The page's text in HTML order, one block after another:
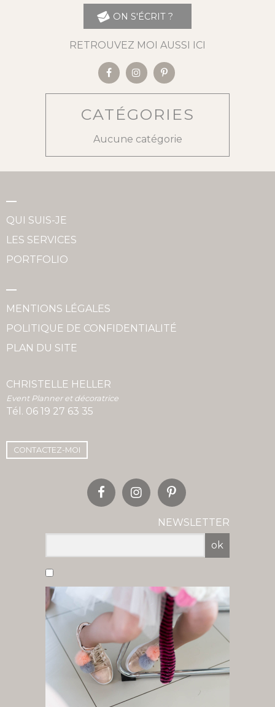
ON S'ÉCRIT ?
RETROUVEZ MOI AUSSI ICI
CATÉGORIES
Aucune catégorie
QUI SUIS-JE
LES SERVICES
PORTFOLIO
MENTIONS LÉGALES
POLITIQUE DE CONFIDENTIALITÉ
PLAN DU SITE
CHRISTELLE HELLER
Event Planner et décoratrice
Tél. 06 19 27 63 35
CONTACTEZ-MOI
NEWSLETTER
ok